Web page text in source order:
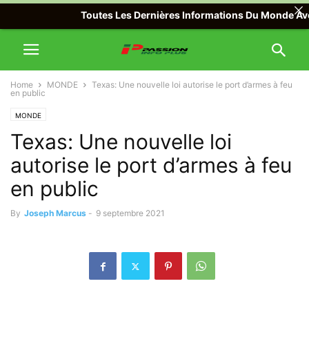
Home MONDE
Texas: Une nouvelle loi autorise le port d’armes à feu
en public
MONDE
Texas: Une nouvelle loi
autorise le port d’armes à feu
en public
By Joseph Marcus - 9 septembre 2021
Toutes Les Dernières Informations Du Monde